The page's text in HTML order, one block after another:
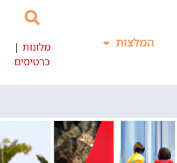
המלצות מלונות |
כרטיסים